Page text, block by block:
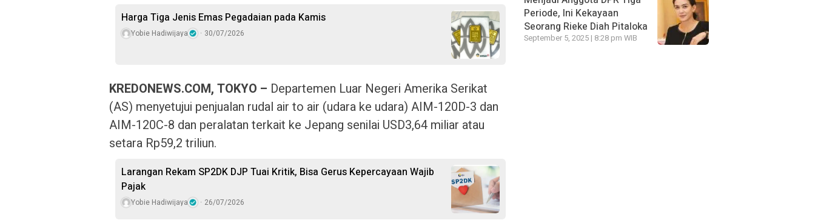
Harga Tiga Jenis Emas Pegadaian pada Kamis
Yobie Hadiwijaya 30/07/2026
KREDONEWS.COM, TOKYO – Departemen Luar Negeri Amerika Serikat
(AS) menyetujui penjualan rudal air to air (udara ke udara) AIM-120D-3 dan
AIM-120C-8 dan peralatan terkait ke Jepang senilai USD3,64 miliar atau
setara Rp59,2 triliun.
Larangan Rekam SP2DK DJP Tuai Kritik, Bisa Gerus Kepercayaan Wajib
Pajak
Yobie Hadiwijaya 26/07/2026
Periode, Ini Kekayaan
Seorang Rieke Diah Pitaloka
September 5, 2025 | 8:28 pm WIB